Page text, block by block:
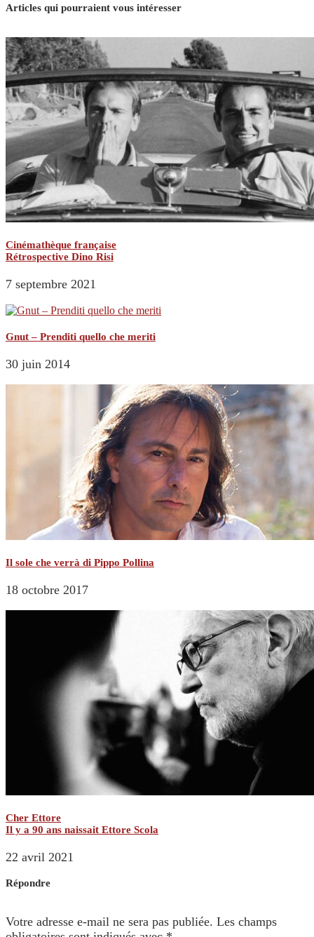
Articles qui pourraient vous intéresser
Cinémathèque française
Rétrospective Dino Risi
7 septembre 2021
Gnut – Prenditi quello che meriti
30 juin 2014
Il sole che verrà di Pippo Pollina
18 octobre 2017
Cher Ettore
Il y a 90 ans naissait Ettore Scola
22 avril 2021
Répondre
Votre adresse e-mail ne sera pas publiée. Les champs